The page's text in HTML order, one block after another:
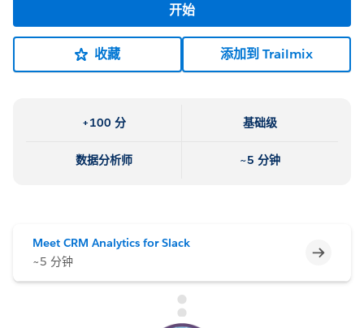
开始
收藏 添加到 Trailmix
+100 分 基础级
数据分析师 ~5 分钟
Meet CRM Analytics for Slack
~5 分钟
不完整